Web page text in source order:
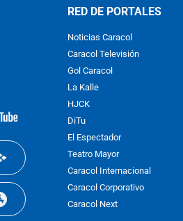
youtube-
RED DE PORTALES
Noticias Caracol
Caracol Televisión
Gol Caracol
La Kalle
HJCK
DiTu
El Espectador
Teatro Mayor
Caracol Internacional
Caracol Corporativo
Caracol Next